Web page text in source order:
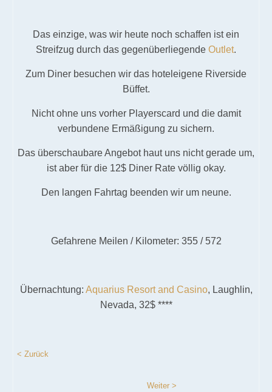
Das einzige, was wir heute noch schaffen ist ein
Streifzug durch das gegenüberliegende Outlet.
Zum Diner besuchen wir das hoteleigene Riverside
Büffet.
Nicht ohne uns vorher Playerscard und die damit
verbundene Ermäßigung zu sichern.
Das überschaubare Angebot haut uns nicht gerade um,
ist aber für die 12$ Diner Rate völlig okay.
Den langen Fahrtag beenden wir um neune.
Gefahrene Meilen / Kilometer: 355 / 572
Übernachtung: Aquarius Resort and Casino, Laughlin,
Nevada, 32$ ****
< Zurück
Weiter >